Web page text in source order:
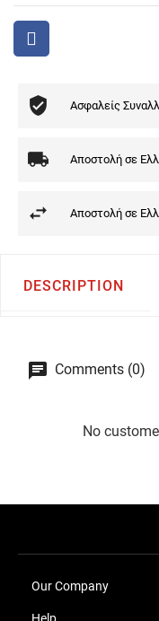
Ασφαλείς
Αποστολή σε
Αποστολή σε
DESCRIPTION
Comments (0)
No
Our Company